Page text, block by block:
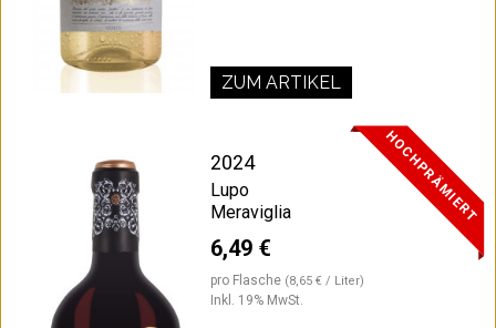
ZUM ARTIKEL
HOCHPRÄMIERT
2024
Lupo
Meraviglia
6,49 €
pro Flasche (8,65 € / Liter)
Inkl. 19% MwSt.